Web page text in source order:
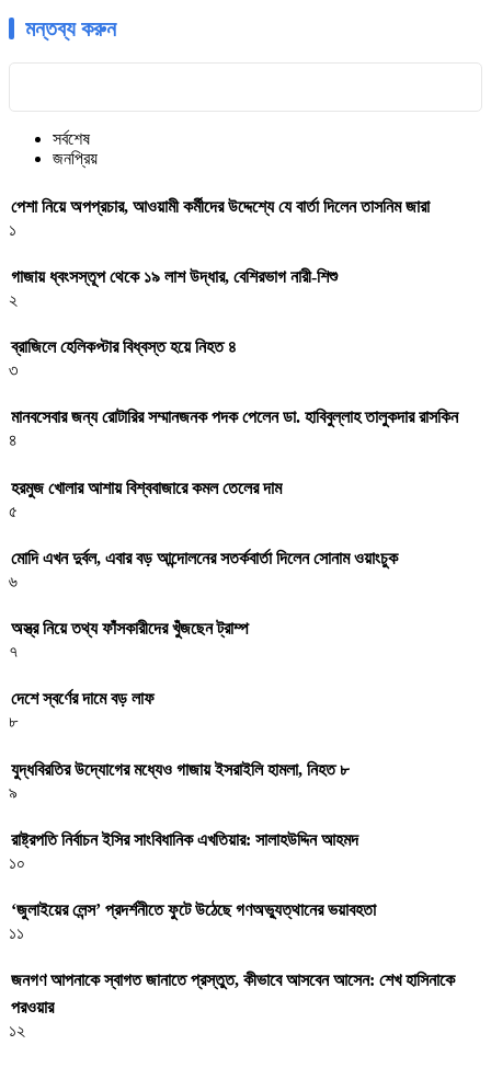
মন্তব্য করুন
সর্বশেষ
জনপ্রিয়
পেশা নিয়ে অপপ্রচার, আওয়ামী কর্মীদের উদ্দেশ্যে যে বার্তা দিলেন তাসনিম জারা
১
গাজায় ধ্বংসস্তূপ থেকে ১৯ লাশ উদ্ধার, বেশিরভাগ নারী-শিশু
২
ব্রাজিলে হেলিকপ্টার বিধ্বস্ত হয়ে নিহত ৪
৩
মানবসেবার জন্য রোটারির সম্মানজনক পদক পেলেন ডা. হাবিবুল্লাহ তালুকদার রাসকিন
৪
হরমুজ খোলার আশায় বিশ্ববাজারে কমল তেলের দাম
৫
মোদি এখন দুর্বল, এবার বড় আন্দোলনের সতর্কবার্তা দিলেন সোনাম ওয়াংচুক
৬
অস্ত্র নিয়ে তথ্য ফাঁসকারীদের খুঁজছেন ট্রাম্প
৭
দেশে স্বর্ণের দামে বড় লাফ
৮
যুদ্ধবিরতির উদ্যোগের মধ্যেও গাজায় ইসরাইলি হামলা, নিহত ৮
৯
রাষ্ট্রপতি নির্বাচন ইসির সাংবিধানিক এখতিয়ার: সালাহউদ্দিন আহমদ
১০
‘জুলাইয়ের লেন্স’ প্রদর্শনীতে ফুটে উঠেছে গণঅভ্যুত্থানের ভয়াবহতা
১১
জনগণ আপনাকে স্বাগত জানাতে প্রস্তুত, কীভাবে আসবেন আসেন: শেখ হাসিনাকে
পরওয়ার
১২